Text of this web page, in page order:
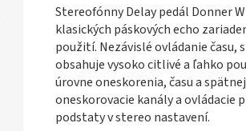
Stereofónny Delay pedál Donner
klasických páskových echo
použití. Nezávislé ovládanie času,
obsahuje vysoko citlivé a ľahko
úrovne oneskorenia, času a
oneskorovacie kanály a ovládacie
podstaty v stereo nastavení.